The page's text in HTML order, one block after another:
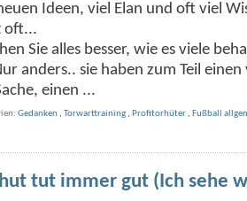
Ideen, viel Elan und oft viel
oft...
Sie alles besser, wie es viele
anders.. sie haben zum Teil
einen ...
Gedanken , Torwarttraining , Profitorhüter , Fußball
tut immer gut (Ich sehe